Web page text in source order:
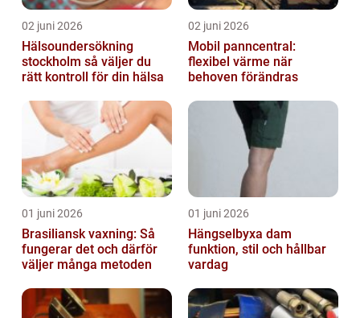
02 juni 2026
Hälsoundersökning
stockholm så väljer du
rätt kontroll för din hälsa
02 juni 2026
Mobil panncentral:
flexibel värme när
behoven förändras
01 juni 2026
Brasiliansk vaxning: Så
fungerar det och därför
väljer många metoden
01 juni 2026
Hängselbyxa dam
funktion, stil och hållbar
vardag